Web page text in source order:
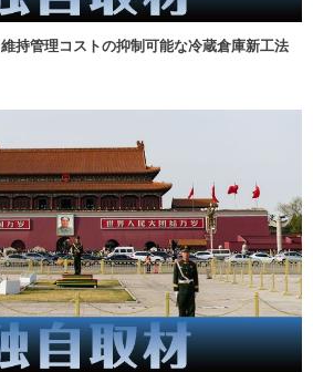
持管理コストの抑制可能な冷蔵倉庫新工法